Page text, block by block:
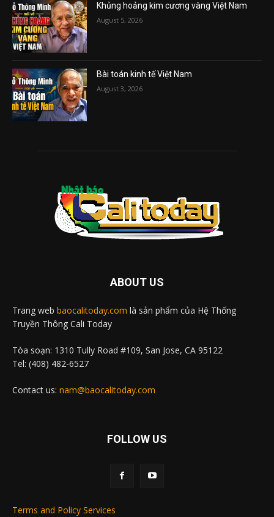
Khủng hoảng kim cương vàng Việt Nam
August 5, 2026
Bài toán kinh tế Việt Nam
August 3, 2026
ABOUT US
Trang web baocalitoday.com là sản phẩm của Hệ Thống
Truyền Thông Cali Today
Tòa soạn: 1310 Tully Road #109, San Jose, CA 95122
Tel: (408) 482-6527
Contact us: nam@baocalitoday.com
FOLLOW US
Terms and Policy Services